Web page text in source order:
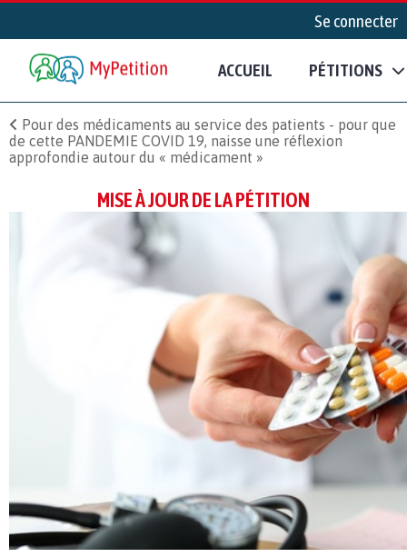
Se connecter
ACCUEIL PÉTITIONS
Pour des médicaments au service des patients - pour que
de cette PANDEMIE COVID 19, naisse une réflexion
approfondie autour du « médicament »
MISE À JOUR DE LA PÉTITION